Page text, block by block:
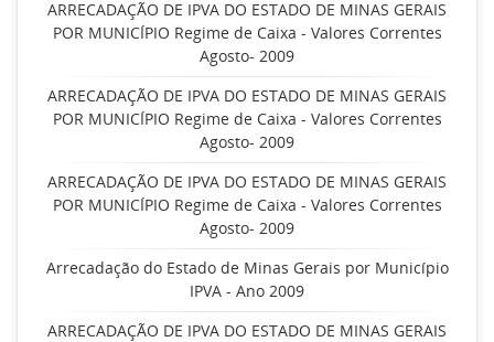
ARRECADAÇÃO DE IPVA DO ESTADO DE MINAS GERAIS
POR MUNICÍPIO Regime de Caixa - Valores Correntes
Agosto- 2009
ARRECADAÇÃO DE IPVA DO ESTADO DE MINAS GERAIS
POR MUNICÍPIO Regime de Caixa - Valores Correntes
Agosto- 2009
ARRECADAÇÃO DE IPVA DO ESTADO DE MINAS GERAIS
POR MUNICÍPIO Regime de Caixa - Valores Correntes
Agosto- 2009
Arrecadação do Estado de Minas Gerais por Município
IPVA - Ano 2009
ARRECADAÇÃO DE IPVA DO ESTADO DE MINAS GERAIS